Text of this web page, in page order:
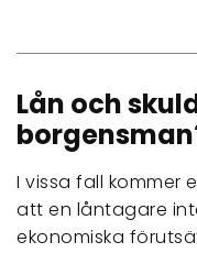
Lån och
I vissa fall kommer
att en låntagare
ekonomiska